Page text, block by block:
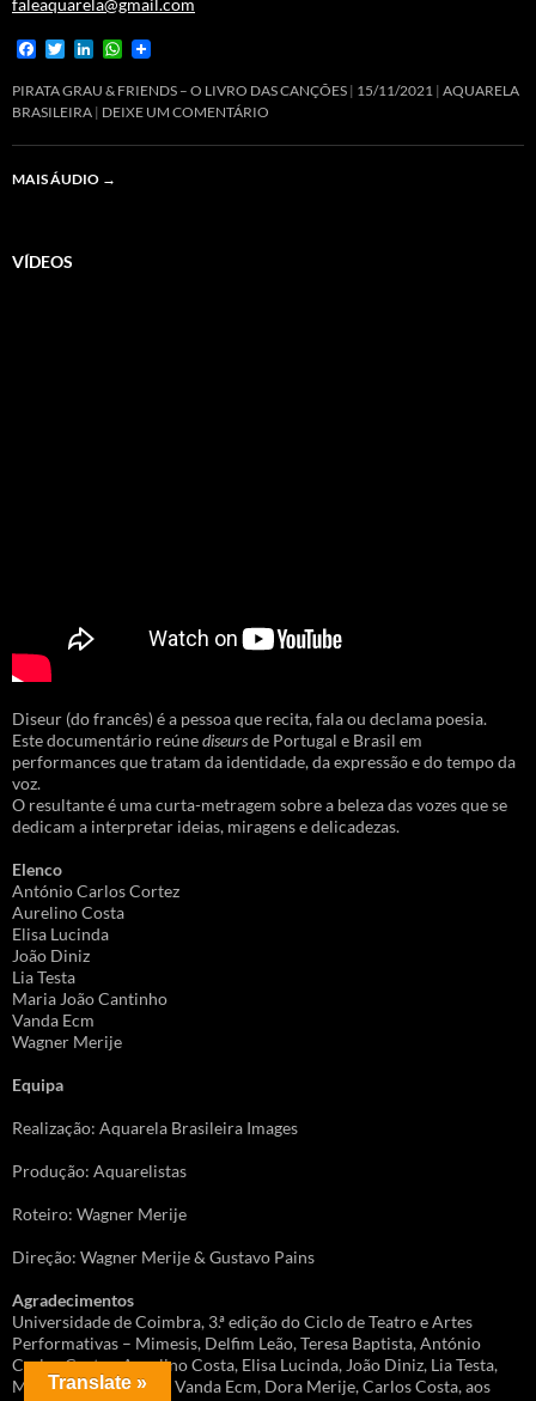
faleaquarela@gmail.com
F
c
e
b
o
k
T
i
t
t
e
n
k
e
d
n
W
a
t
s
A
PIRATA GRAU & FRIENDS – O LIVRO DAS CANÇÕES 15/11/2021
AQUARELA
BRASILEIRA DEIXE UM COMENTÁRIO
MAIS ÁUDIO →
VÍDEOS
Diseur (do francês) é a pessoa que recita, fala ou declama poesia.
Este documentário reúnediseursde Portugal e Brasil em
performances que tratam da identidade, da expressão e do tempo da
voz.
O resultante é uma curta-metragem sobre a beleza das vozes que se
dedicam a interpretar ideias, miragens e delicadezas.
Elenco
António Carlos Cortez
Aurelino Costa
Elisa Lucinda
João Diniz
Lia Testa
Maria João Cantinho
Vanda Ecm
Wagner Merije
Equipa
Realização: Aquarela Brasileira Images
Produção: Aquarelistas
Roteiro: Wagner Merije
Direção: Wagner Merije & Gustavo Pains
Agradecimentos
Universidade de Coimbra, 3.ª edição do Ciclo de Teatro e Artes
Performativas – Mimesis, Delfim Leão, Teresa Baptista, António
Carlos Cortez, Aurelino Costa, Elisa Lucinda, João Diniz, Lia Testa,
Maria João Cantinho, Vanda Ecm, Dora Merije, Carlos Costa, aos
Translate »